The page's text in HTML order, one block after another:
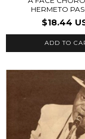
HERMETO
$18.44
ADD TO